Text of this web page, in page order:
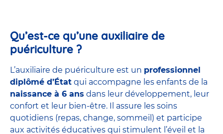
Qu’est-ce qu’une auxiliaire de
puériculture ?
L’auxiliaire de puériculture est un professionnel
diplômé d’État qui accompagne les enfants de la
naissance à 6 ans dans leur développement, leur
confort et leur bien-être. Il assure les soins
quotidiens (repas, change, sommeil) et participe
aux activités éducatives qui stimulent l’éveil et la